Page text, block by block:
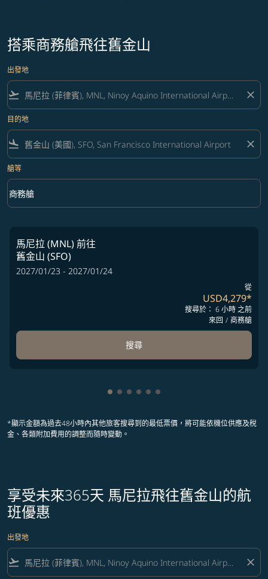
搭乘商務艙飛往舊金山
出發地
flight_takeoff close
目的地
flight_land close
艙等
艙等 option 商務艙 Selected
商務艙
keyboard_arrow_down
馬尼拉 (MNL)前往
舊金山 (SFO)
2027/01/23 - 2027/01/24
從
USD4,279*
搜尋於： 6 小時 之前
來回 / 商務艙
搜尋
顯示 cmp-pagination-showing-
顯示 cmp-pagination-showing-
顯示 cmp-pagination-
顯示 cmp-pagination-
顯示 cmp-pagination-
顯示 cmp-pagination-
*顯示金額為過去48小時內其他旅客搜尋到的最低票價，將可能依機位供應及稅
金、各類附加費用的調整而隨時變動。
享受未來365天 馬尼拉飛往舊金山的航
班優惠
出發地
flight_takeoff close